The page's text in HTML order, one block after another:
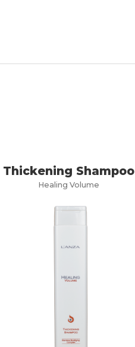
Thickening Shampoo
Healing Volume